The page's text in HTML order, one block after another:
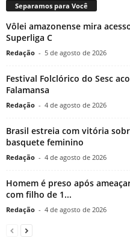
Separamos para Você
Vôlei amazonense mira
Superliga C
Redação - 5 de agosto de 2026
Festival Folclórico do Sesc
Falamansa
Redação - 4 de agosto de 2026
Brasil estreia com vitória
basquete feminino
Redação - 4 de agosto de 2026
Homem é preso após
com filho de 1...
Redação - 4 de agosto de 2026